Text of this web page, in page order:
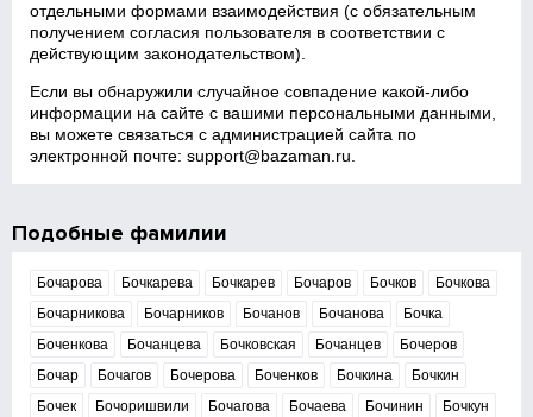
отдельными формами взаимодействия (с обязательным
получением согласия пользователя в соответствии с
действующим законодательством).
Если вы обнаружили случайное совпадение какой‑либо
информации на сайте с вашими персональными данными,
вы можете связаться с администрацией сайта по
электронной почте:support@bazaman.ru
Подобные фамилии
Бочарова Бочкарева Бочкарев Бочаров Бочков
Бочкова
Бочарникова
Бочарников Бочанов Бочанова
Бочка
Боченкова
Бочанцева Бочковская Бочанцев
Бочеров
Бочар
Бочагов Бочерова Боченков Бочкина
Бочкин
Бочек
Бочоришвили Бочагова Бочаева Бочинин Бочкун